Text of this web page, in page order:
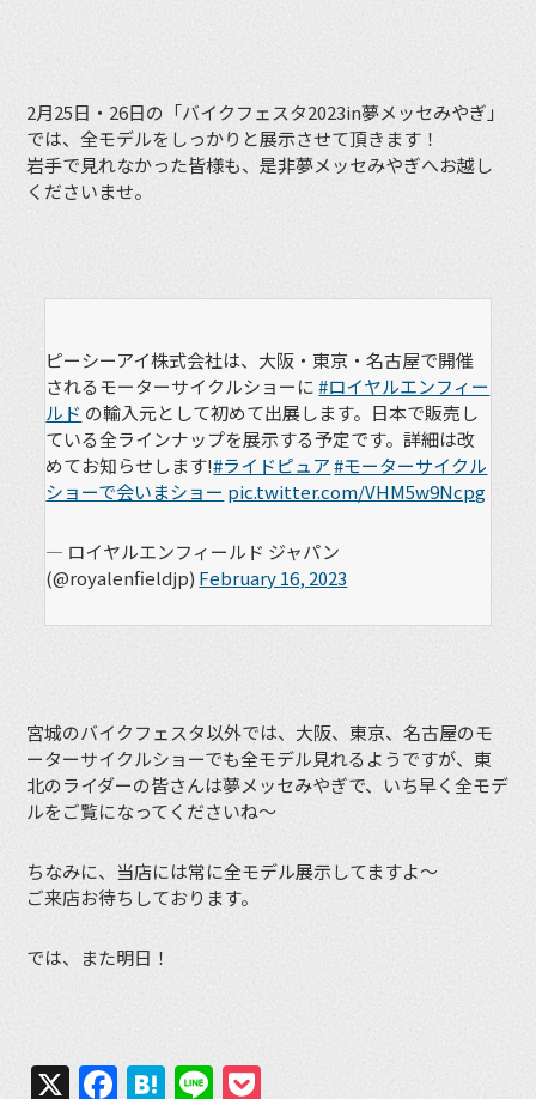
2月25日・26日の「バイクフェスタ2023in夢メッセみやぎ」
では、全モデルをしっかりと展示させて頂きます！
岩手で見れなかった皆様も、是非夢メッセみやぎへお越し
くださいませ。
ピーシーアイ株式会社は、大阪・東京・名古屋で開催
されるモーターサイクルショーに#ロイヤルエンフィー
ルド の輸入元として初めて出展します。日本で販売し
ている全ラインナップを展示する予定です。詳細は改
めてお知らせします!#ライドピュア #モーターサイクル
ショーで会いまショー pic.twitter.com/VHM5w9Ncpg
— ロイヤルエンフィールド ジャパン
(@royalenfieldjp) February 16, 2023
宮城のバイクフェスタ以外では、大阪、東京、名古屋のモ
ーターサイクルショーでも全モデル見れるようですが、東
北のライダーの皆さんは夢メッセみやぎで、いち早く全モデ
ルをご覧になってくださいね〜
ちなみに、当店には常に全モデル展示してますよ〜
ご来店お待ちしております。
では、また明日！
X Facebook
Hatena
Line